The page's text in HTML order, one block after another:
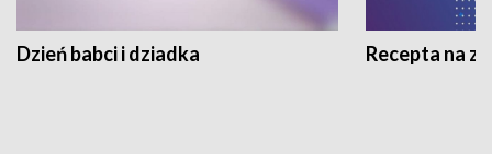
Dzień babci i dziadka Recepta na